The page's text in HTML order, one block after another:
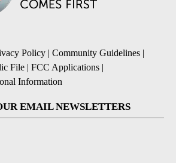
Policy | Community Guidelines |
File | FCC Applications |
Information
EMAIL NEWSLETTERS